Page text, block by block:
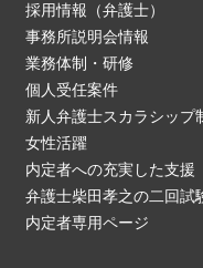
採用情報（弁護士）
事務所説明会情報
業務体制・研修
個人受任案件
新人弁護士スカラシップ
女性活躍
内定者への充実した支援
弁護士柴田孝之の二回試
内定者専用ページ